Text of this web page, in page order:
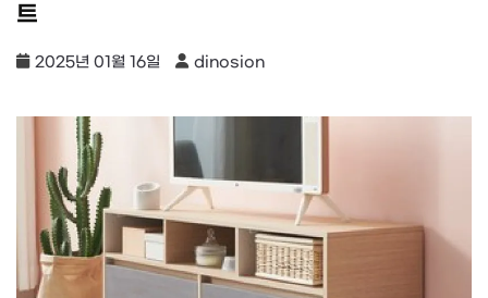
트
2025년 01월 16일 dinosion